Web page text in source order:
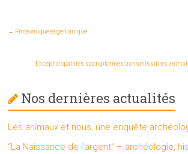
← Protéomique et génomique
Encéphalopathies spongiformes transmissibles
Nos dernières actualités
Les animaux et nous, une enquête
“La Naissance de l’argent” – archéologie,